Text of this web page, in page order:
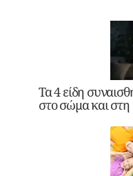
Τα 4 είδη
στο σώμα και στη